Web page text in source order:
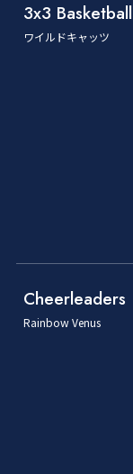
3x3 Basketball
ワイルドキャッツ
Cheerleaders
Rainbow Venus